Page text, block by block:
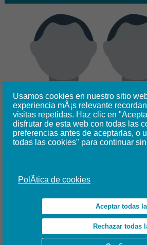
Usamos cookies en nuestro sitio
experiencia mÃ¡s relevante
visitas repetidas. Haz clic en
disfrutar de esta web con todas las
preferencias antes de aceptarlas, o
todas las cookies" para continuar
PolÃ­tica de cookies
Aceptar todas
Rechazar todas
Cristina
Jaramillo Román
Abogada y Coach
experta en
Javier
González
Vicepresidente del
Capítulo Colombia